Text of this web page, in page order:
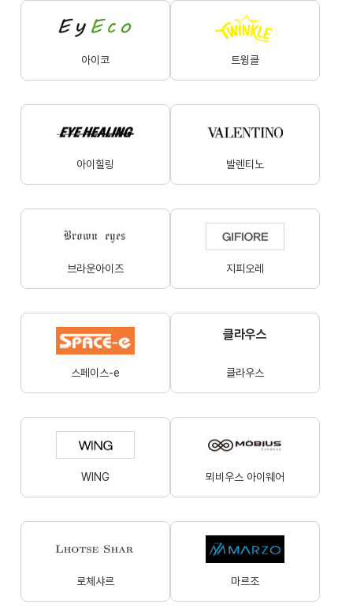
아이코 트윙클
아이힐링 발렌티노
브라운아이즈 지피오레
스페이스-e
클라우스
클라우스
WING 뫼비우스 아이웨어
로체샤르 마르조